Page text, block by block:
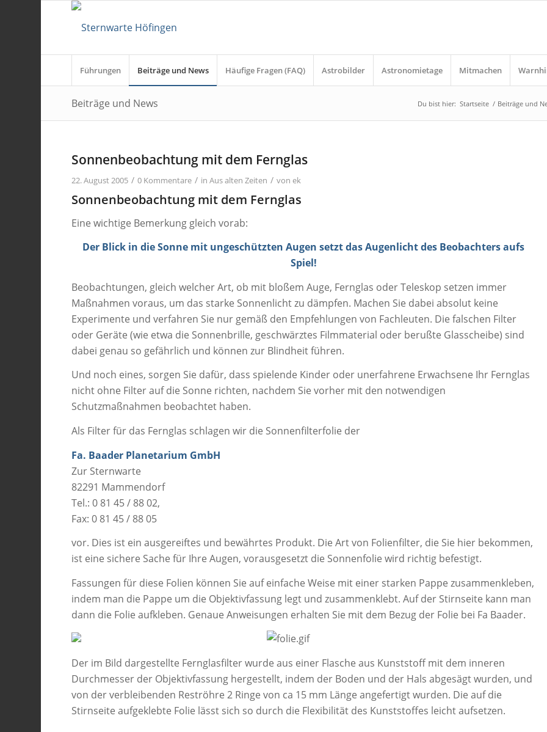
Führungen Beiträge und News Häufige Fragen (FAQ) Astrobilder Astronomietage Mitmachen
Beiträge und News Du bist hier: Startseite / Beiträge und
Sonnenbeobachtung mit dem Fernglas
22. August 2005 / 0 Kommentare / inAus alten Zeiten / vonek
Sonnenbeobachtung mit dem Fernglas
Eine wichtige Bemerkung gleich vorab:
Der Blick in die Sonne mit ungeschützten Augen setzt das Augenlicht des Beobachters aufs
Spiel!
Beobachtungen, gleich welcher Art, ob mit bloßem Auge, Fernglas oder Teleskop setzen immer
Maßnahmen voraus, um das starke Sonnenlicht zu dämpfen. Machen Sie dabei absolut keine
Experimente und verfahren Sie nur gemäß den Empfehlungen von Fachleuten. Die falschen Filter
oder Geräte (wie etwa die Sonnenbrille, geschwärztes Filmmaterial oder berußte Glasscheibe) sind
dabei genau so gefährlich und können zur Blindheit führen.
Und noch eines, sorgen Sie dafür, dass spielende Kinder oder unerfahrene Erwachsene Ihr Fernglas
nicht ohne Filter auf die Sonne richten, nachdem Sie vorher mit den notwendigen
Schutzmaßnahmen beobachtet haben.
Als Filter für das Fernglas schlagen wir die Sonnenfilterfolie der
Fa. Baader Planetarium GmbH
Zur Sternwarte
82291 Mammendorf
Tel.: 0 81 45 / 88 02,
Fax: 0 81 45 / 88 05
vor. Dies ist ein ausgereiftes und bewährtes Produkt. Die Art von Folienfilter, die Sie hier bekommen,
ist eine sichere Sache für Ihre Augen, vorausgesetzt die Sonnenfolie wird richtig befestigt.
Fassungen für diese Folien können Sie auf einfache Weise mit einer starken Pappe zusammenkleben,
indem man die Pappe um die Objektivfassung legt und zusammenklebt. Auf der Stirnseite kann man
dann die Folie aufkleben. Genaue Anweisungen erhalten Sie mit dem Bezug der Folie bei Fa Baader.
Der im Bild dargestellte Fernglasfilter wurde aus einer Flasche aus Kunststoff mit dem inneren
Durchmesser der Objektivfassung hergestellt, indem der Boden und der Hals abgesägt wurden, und
von der verbleibenden Reströhre 2 Ringe von ca 15 mm Länge angefertigt wurden. Die auf die
Stirnseite aufgeklebte Folie lässt sich so durch die Flexibilität des Kunststoffes leicht aufsetzen.